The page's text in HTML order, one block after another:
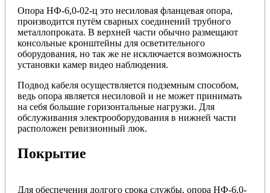
Опора НФ-6,0-02-ц это несиловая фланцевая опора,
производится путём сварных соединений трубного
металлопроката. В верхней части обычно размещают
консольные кронштейны для осветительного
оборудования, но так же не исключается возможность
установки камер видео наблюдения.
Подвод кабеля осуществляется подземным способом,
ведь опора является несиловой и не может принимать
на себя большие горизонтальные нагрузки. Для
обслуживания электрооборудования в нижней части
расположен ревизионный люк.
Покрытие
Для обеспечения долгого срока службы, опора НФ-6,0-